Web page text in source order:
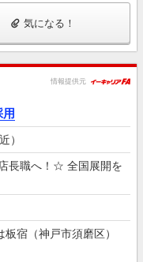
気になる！
情報提供元
）
長職へ！☆ 全国展開を
宿（神戸市須磨区）